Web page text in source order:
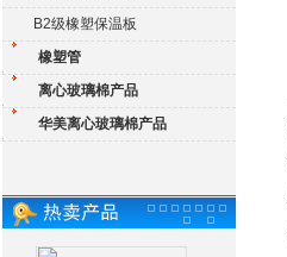
B2级橡塑保温板
橡塑管
离心玻璃棉产品
华美离心玻璃棉产品